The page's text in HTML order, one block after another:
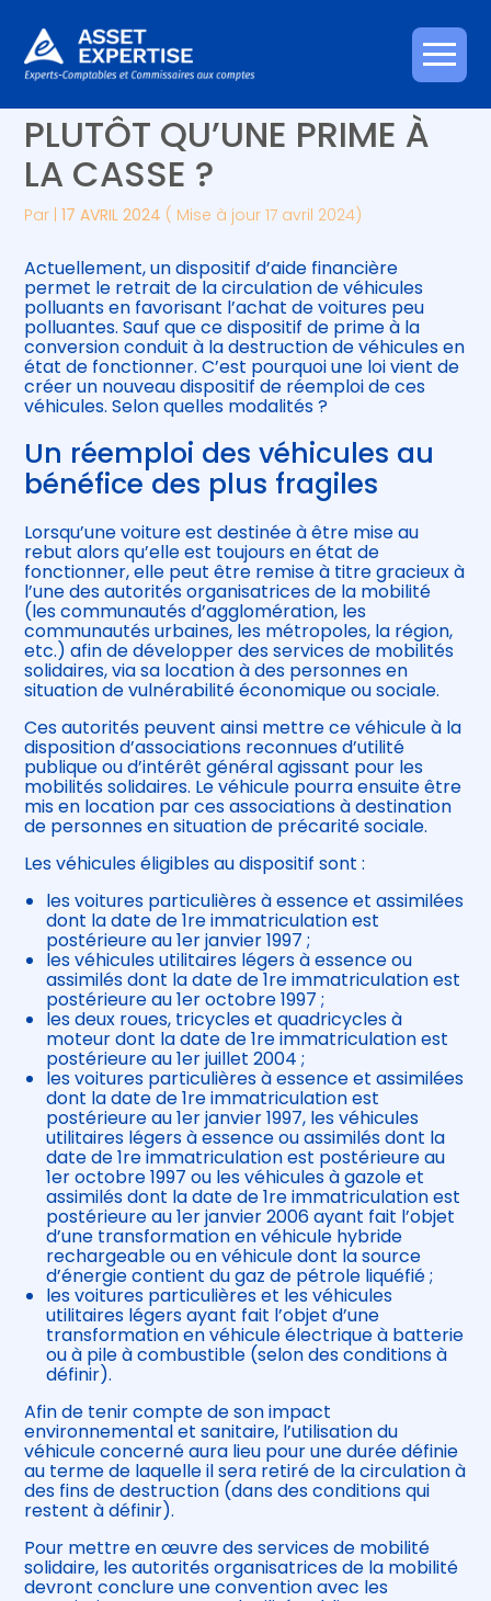
Aller
au
Créer et reprendre une activité
Gérer votre quotidien
Piloter votre entreprise
Développer votre entreprise
Construire votre patrimoine
Être prêt pour la facturation
électronique
Piloter votre gestion
Suivre votre comptabilité
Gérer vos ressources humaines
VÉHICULES : UN RÉEMPLOI
PLUTÔT QU’UNE PRIME À
LA CASSE ?
Par |17 AVRIL 2024 ( Mise à jour 17 avril 2024)
Actuellement, un dispositif d’aide financière
permet le retrait de la circulation de véhicules
polluants en favorisant l’achat de voitures peu
polluantes. Sauf que ce dispositif de prime à la
conversion conduit à la destruction de véhicules en
état de fonctionner. C’est pourquoi une loi vient de
créer un nouveau dispositif de réemploi de ces
véhicules. Selon quelles modalités ?
Un réemploi des véhicules au
bénéfice des plus fragiles
Lorsqu’une voiture est destinée à être mise au
rebut alors qu’elle est toujours en état de
fonctionner, elle peut être remise à titre gracieux à
l’une des autorités organisatrices de la mobilité
(les communautés d’agglomération, les
communautés urbaines, les métropoles, la région,
etc.) afin de développer des services de mobilités
solidaires, via sa location à des personnes en
situation de vulnérabilité économique ou sociale.
Ces autorités peuvent ainsi mettre ce véhicule à la
disposition d’associations reconnues d’utilité
publique ou d’intérêt général agissant pour les
mobilités solidaires. Le véhicule pourra ensuite être
mis en location par ces associations à destination
de personnes en situation de précarité sociale.
Les véhicules éligibles au dispositif sont :
les voitures particulières à essence et assimilées
dont la date de 1re immatriculation est
postérieure au 1er janvier 1997 ;
les véhicules utilitaires légers à essence ou
assimilés dont la date de 1re immatriculation est
postérieure au 1er octobre 1997 ;
les deux roues, tricycles et quadricycles à
moteur dont la date de 1re immatriculation est
postérieure au 1er juillet 2004 ;
les voitures particulières à essence et assimilées
dont la date de 1re immatriculation est
postérieure au 1er janvier 1997, les véhicules
utilitaires légers à essence ou assimilés dont la
date de 1re immatriculation est postérieure au
1er octobre 1997 ou les véhicules à gazole et
assimilés dont la date de 1re immatriculation est
postérieure au 1er janvier 2006 ayant fait l’objet
d’une transformation en véhicule hybride
rechargeable ou en véhicule dont la source
d’énergie contient du gaz de pétrole liquéfié ;
les voitures particulières et les véhicules
utilitaires légers ayant fait l’objet d’une
transformation en véhicule électrique à batterie
ou à pile à combustible (selon des conditions à
définir).
Afin de tenir compte de son impact
environnemental et sanitaire, l’utilisation du
véhicule concerné aura lieu pour une durée définie
au terme de laquelle il sera retiré de la circulation à
des fins de destruction (dans des conditions qui
restent à définir).
Pour mettre en œuvre des services de mobilité
solidaire, les autorités organisatrices de la mobilité
devront conclure une convention avec les